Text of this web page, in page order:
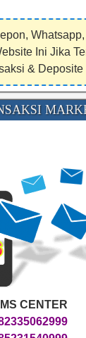
Ini Jika
& Deposite
CENTER